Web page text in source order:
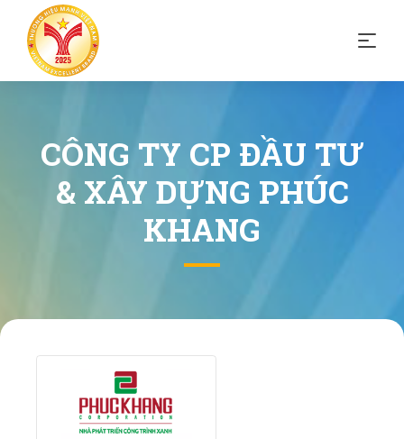
CÔNG TY CP ĐẦU TƯ
& XÂY DỰNG PHÚC
KHANG